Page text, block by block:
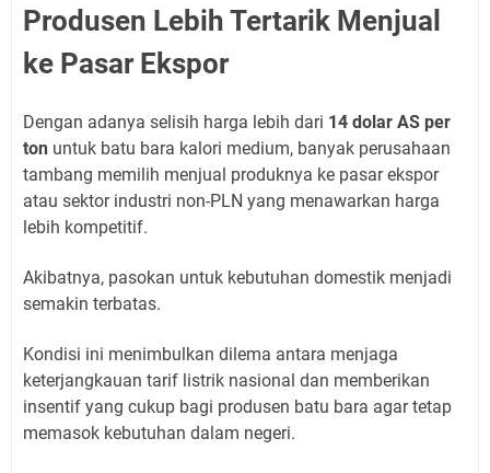
Produsen Lebih Tertarik Menjual
ke Pasar Ekspor
Dengan adanya selisih harga lebih dari 14 dolar AS per
ton untuk batu bara kalori medium, banyak perusahaan
tambang memilih menjual produknya ke pasar ekspor
atau sektor industri non-PLN yang menawarkan harga
lebih kompetitif.
Akibatnya, pasokan untuk kebutuhan domestik menjadi
semakin terbatas.
Kondisi ini menimbulkan dilema antara menjaga
keterjangkauan tarif listrik nasional dan memberikan
insentif yang cukup bagi produsen batu bara agar tetap
memasok kebutuhan dalam negeri.